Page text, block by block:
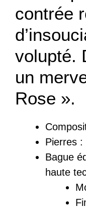
contrée
volupté.
un
Rose ».
Pierres :
Bague
haute